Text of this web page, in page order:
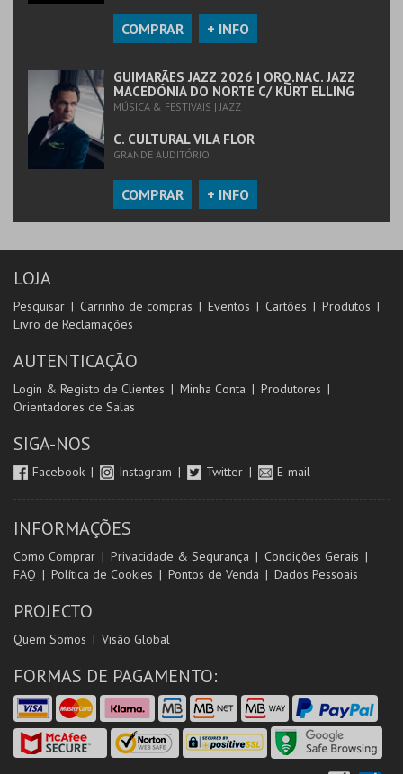
COMPRAR + INFO
GUIMARÃES JAZZ 2026 | ORQ.NAC. JAZZ
MACEDÓNIA DO NORTE C/ KURT ELLING
MÚSICA & FESTIVAIS | JAZZ
C. CULTURAL VILA FLOR
GRANDE AUDITÓRIO
COMPRAR + INFO
LOJA
Pesquisar Carrinho de compras Eventos Cartões
Produtos
Livro de Reclamações
AUTENTICAÇÃO
Login & Registo de Clientes Minha Conta
Produtores
Orientadores de Salas
SIGA-NOS
Facebook Instagram Twitter E-mail
INFORMAÇÕES
Como Comprar Privacidade & Segurança
Condições Gerais
FAQ
Política de Cookies Pontos de Venda Dados Pessoais
PROJECTO
Quem Somos Visão Global
FORMAS DE PAGAMENTO: